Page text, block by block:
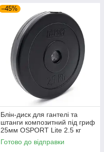
–45%
Блін-диск для гантелі та
штанги композитний під гриф
25мм OSPORT Lite 2.5 кг
(OF-0141)
Готово до відправки